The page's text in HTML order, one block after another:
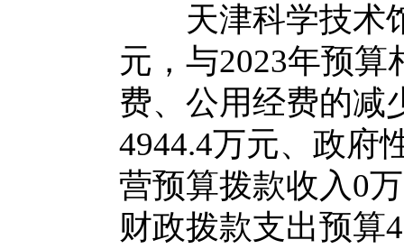
天津科学技术馆
元，与2023年预
费、公用经费的减
4944.4万元、政府
营预算拨款收入0
财政拨款支出预算